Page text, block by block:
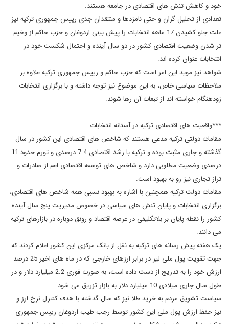
خود و کاهش تنش های اقتصادی در جامعه هستند.
تعدادی از تحلیل گران و حتی نامزدها و منتقدان جدی رییس جمهوری ترکیه نیز
علت جلو کشیدن 17 ماهه انتخابات را پیش بینی اردوغان و حزب حاکم از وخیم
تر شدن وضعیت اقتصادی کشور در دو سال آینده و احتمال شکست خود در
انتخابات عنوان کرده اند.
شواهد نیز موید این امر است که حزب حاکم و رییس جمهوری ترکیه علاوه بر
ملاحظات سیاسی خاص، به این موضوع نیز توجه داشته و با برگزاری انتخابات
زودهنگام خواسته اند از تبعات آن رها شوند.
***واقعیت های اقتصادی ترکیه در آستانه انتخابات
مقامات دولتی ترکیه مدعی هستند که شاخص های اقتصادی این کشور در سال
گذشته و جاری مثبت بوده و ترکیه با رشد اقتصادی 7.4 درصدی و تورم حدود 11
درصدی وضعیت مطلوبی دارد و شاخص های توسعه اقتصادی اعم از صادرات و
تراز تجاری نیز رو به بهبود است.
مقامات دولت ترکیه همچنین با اشاره به بهبود نسبی همه شاخص های اقتصادی،
برگزاری انتخابات و پایان تنش های سیاسی در خصوص مدیریت پنج سال آینده
کشور را نقطه پایان بر بلاتکلیفی در عرصه اقتصاد و رونق دوباره در بازارهای ترکیه
می دانند.
یک هفته پیش رسانه های ترکیه به نقل از بانک مرکزی این کشور اعلام کردند که
جهت تقویت پول ملی لیر در برابر ارزهای خارجی که در ماه های اخیر 25 درصد
ارزش خود را به تدریج از دست داده است، به صورت فوری 2.2 میلیارد دلار و در
طول سال جاری میلادی 10 میلیارد دلار به بازار تزریق می شود.
سیاست تشویق مردم به خرید طلا نیز که سال گذشته با هدف کنترل نرخ ارز و
نیز حفظ ارزش پول ملی این کشور توسط رجب طیب اردوغان رییس جمهوری